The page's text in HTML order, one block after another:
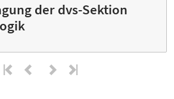
der dvs-Sektion